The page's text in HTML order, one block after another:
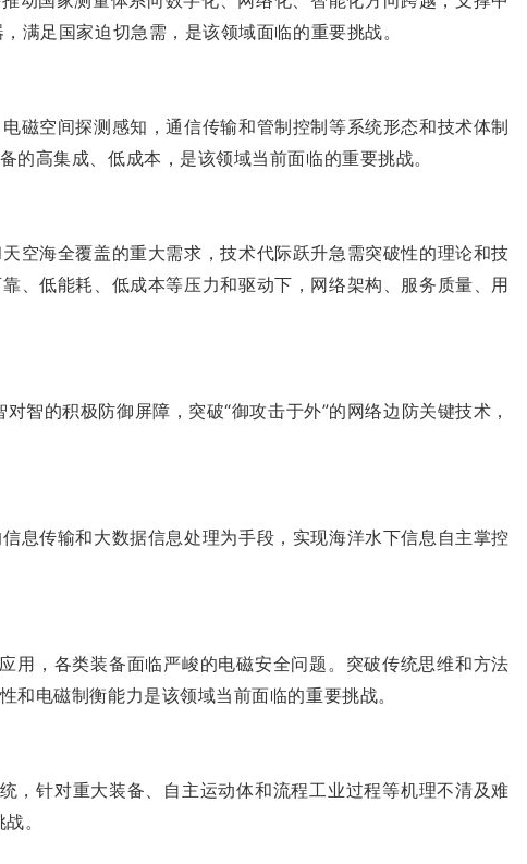
满足国家迫切急需，是该领域面临的重要挑战。
磁空间探测感知，通信传输和管制控制等系统形态和技术体制
高集成、低成本，是该领域当前面临的重要挑战。
空海全覆盖的重大需求，技术代际跃升急需突破性的理论和技
、低能耗、低成本等压力和驱动下，网络架构、服务质量、用
智的积极防御屏障，突破“御攻击于外”的网络边防关键技术，
息传输和大数据信息处理为手段，实现海洋水下信息自主掌控
用，各类装备面临严峻的电磁安全问题。突破传统思维和方法
电磁制衡能力是该领域当前面临的重要挑战。
，针对重大装备、自主运动体和流程工业过程等机理不清及难
。